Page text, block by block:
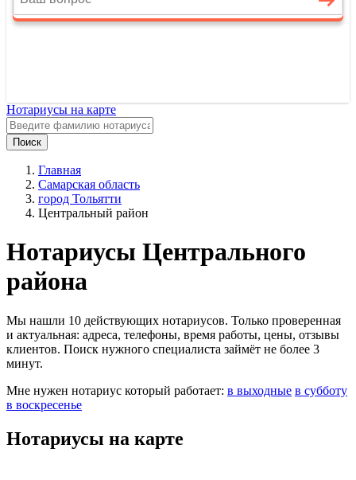
Нотариусы на карте
Поиск
Главная
Самарская область
город Тольятти
Центральный район
Нотариусы Центрального
района
Мы нашли 10 действующих нотариусов. Только проверенная
и актуальная: адреса, телефоны, время работы, цены, отзывы
клиентов. Поиск нужного специалиста займёт не более 3
минут.
Мне нужен нотариус который работает: в выходные в субботу
в воскресенье
Нотариусы на карте